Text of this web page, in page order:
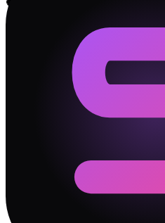
💝
看一部纪录片
你们最大的冲突源是「
谁错，是两个人的出厂设